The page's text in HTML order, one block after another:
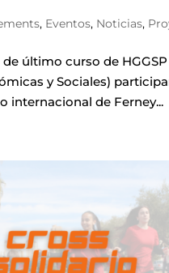
, Eventos, Noticias,
último curso de
y Sociales)
internacional de Ferney...